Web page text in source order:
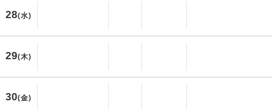
28(水)
29(木)
30(金)